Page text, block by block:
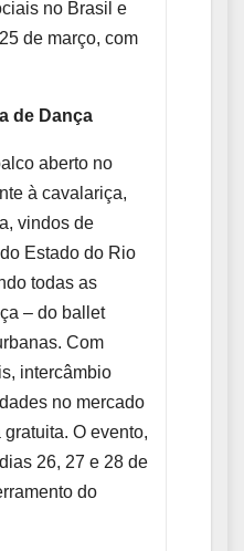
no Brasil e
de março, com
de Dança
aberto no
à cavalariça,
vindos de
Estado do Rio
todas as
– do ballet
Com
intercâmbio
no mercado
O evento,
26, 27 e 28 de
do